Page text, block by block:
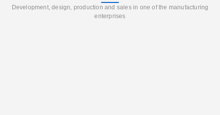
Development, design, production and sales in one of the manufacturing
enterprises